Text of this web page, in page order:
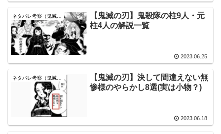
【鬼滅の刃】鬼殺隊の柱9人・元
柱4人の解説一覧
2023.06.25
【鬼滅の刃】決して間違えない無
惨様のやらかし8選(実は小物？)
2023.06.18